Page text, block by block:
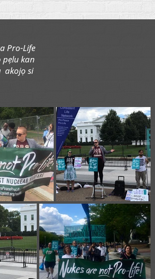
Pro-Life
pẹlukan
akojọ si